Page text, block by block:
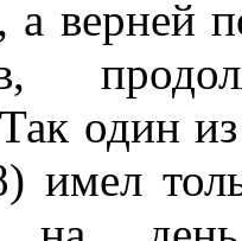
а верней
один
имел